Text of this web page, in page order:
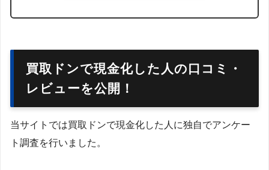
買取ドンで現金化した人の口コミ・
レビューを公開！
当サイトでは買取ドンで現金化した人に独自でアンケー
ト調査を行いました。